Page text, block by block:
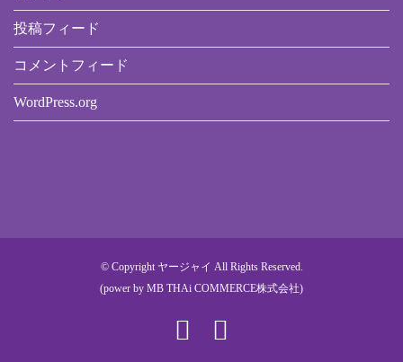
投稿フィード
コメントフィード
WordPress.org
© Copyright ヤージャイ All Rights Reserved.
(power by MB THAi COMMERCE株式会社)